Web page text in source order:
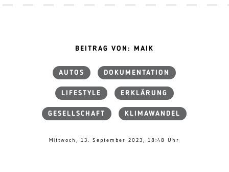
BEITRAG VON: MAIK
AUTOS DOKUMENTATION
LIFESTYLE ERKLÄRUNG
GESELLSCHAFT KLIMAWANDEL
Mittwoch, 13. September 2023, 18:48 Uhr